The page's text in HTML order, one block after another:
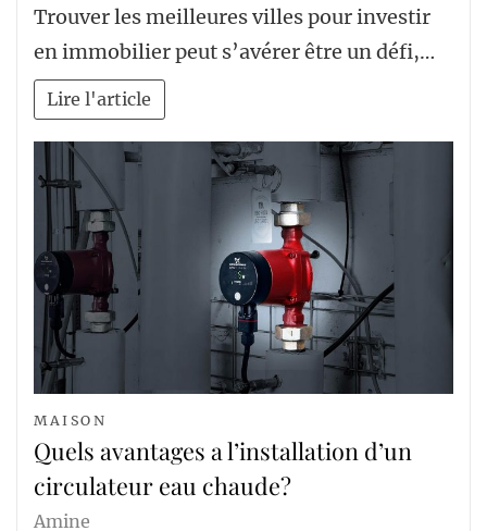
Trouver les meilleures villes pour investir
en immobilier peut s’avérer être un défi,…
Lire l'article
MAISON
Quels avantages a l’installation d’un
circulateur eau chaude?
Amine